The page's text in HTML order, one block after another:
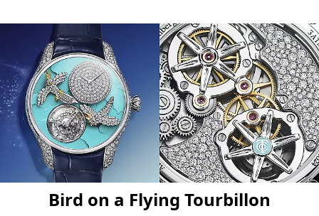
Bird on a Flying Tourbillon